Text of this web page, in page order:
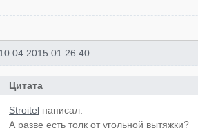
10.04.2015 01:26:40
Цитата
Stroitel написал:
А разве есть толк от угольной вытяжки?